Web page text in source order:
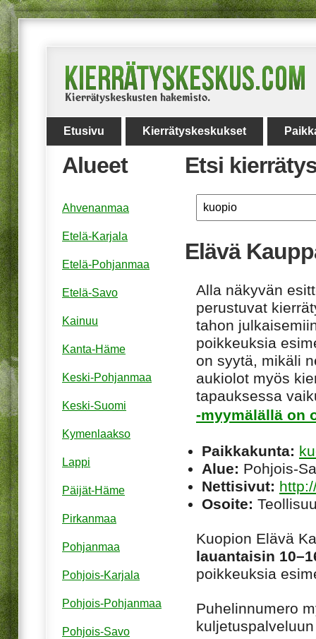
Etusivu Kierrätyskeskukset
Etsi
Elävä
Alla näkyvän
perustuvat
tahon
poikkeuksia
on syytä, mikäli
aukiolot myös
tapauksessa
-myymälällä on
Paikkakunta:
Alue: Pohjois-
Nettisivut:
Osoite:
Kuopion Elävä
lauantaisin
poikkeuksia
Puhelinnumero
Alueet
Ahvenanmaa
Etelä-Karjala
Etelä-Pohjanmaa
Etelä-Savo
Kainuu
Kanta-Häme
Keski-Pohjanmaa
Keski-Suomi
Kymenlaakso
Lappi
Päijät-Häme
Pirkanmaa
Pohjanmaa
Pohjois-Karjala
Pohjois-Pohjanmaa
Pohjois-Savo